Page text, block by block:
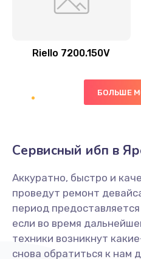
Riello 7200.150V
БОЛЬШЕ
Сервисный ибп в
Аккуратно, быстро и
проведут ремонт
период
если во время
техники возникнут
снова обратиться к нам